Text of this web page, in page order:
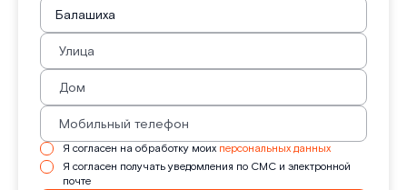
Я согласен на обработку моих персональных данных
Я согласен получать уведомления по СМС и электронной
почте